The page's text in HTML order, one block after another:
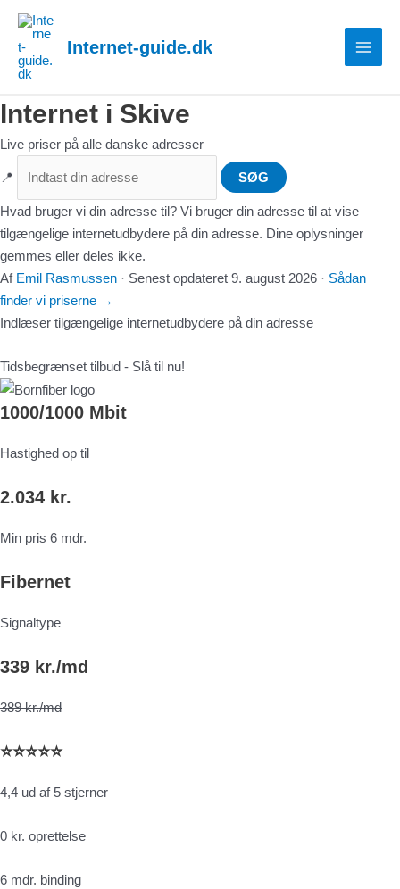
indholdet
Internet-guide.dk
Internet i Skive
Live priser på alle danske adresser
📍 SØG
Hvad bruger vi din adresse til? Vi bruger din adresse til at vise
tilgængelige internetudbydere på din adresse. Dine oplysninger
gemmes eller deles ikke.
Af Emil Rasmussen · Senest opdateret 9. august 2026 · Sådan
finder vi priserne →
Indlæser tilgængelige internetudbydere på din adresse
Tidsbegrænset tilbud - Slå til nu!
1000/1000 Mbit
Hastighed op til
2.034 kr.
Min pris 6 mdr.
Fibernet
Signaltype
339 kr./md
389 kr./md
⭐⭐⭐⭐⭐
4,4 ud af 5 stjerner
0 kr. oprettelse
6 mdr. binding